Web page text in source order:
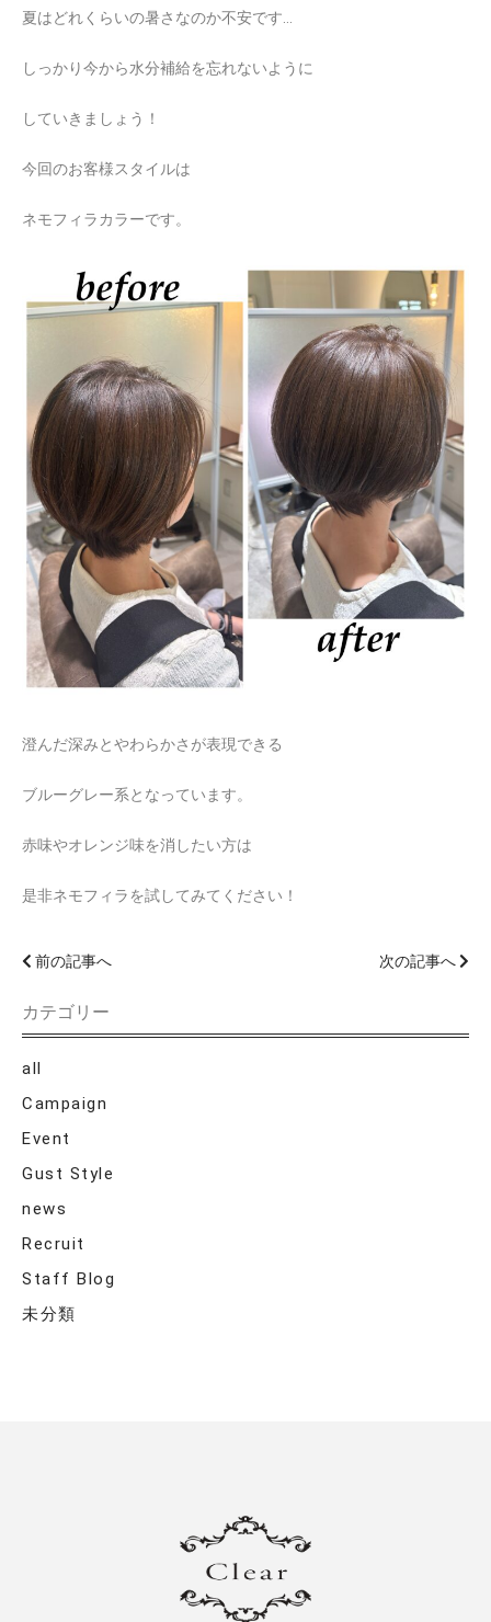
夏はどれくらいの暑さなのか不安です…
しっかり今から水分補給を忘れないように
していきましょう！
今回のお客様スタイルは
ネモフィラカラーです。
澄んだ深みとやわらかさが表現できる
ブルーグレー系となっています。
赤味やオレンジ味を消したい方は
是非ネモフィラを試してみてください！
前の記事へ 次の記事へ
カテゴリー
all
Campaign
Event
Gust Style
news
Recruit
Staff Blog
未分類